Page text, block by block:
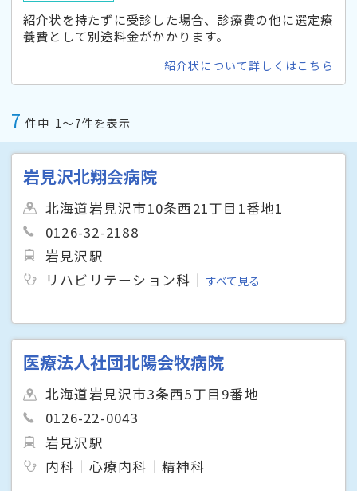
紹介状を持たずに受診した場合、診療費の他に選定療
養費として別途料金がかかります。
紹介状について詳しくはこちら
7 件中 1〜7件を表示
岩見沢北翔会病院
北海道岩見沢市10条西21丁目1番地1
0126-32-2188
岩見沢駅
リハビリテーション科
すべて見る
医療法人社団北陽会牧病院
北海道岩見沢市3条西5丁目9番地
0126-22-0043
岩見沢駅
内科
心療内科 精神科